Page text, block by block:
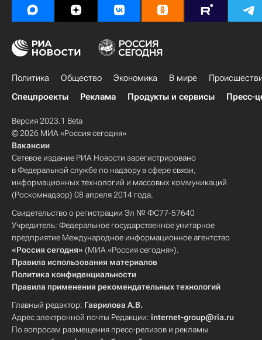
Политика Общество Экономика В мире
Спецпроекты
Реклама Продукты и сервисы Пресс-
Версия 2023.1 Beta
© 2026 МИА «Россия сегодня»
Вакансии
Сетевое издание РИА Новости зарегистрировано
в Федеральной службе по надзору в сфере связи,
информационных технологий и массовых коммуникаций
(Роскомнадзор) 08 апреля 2014 года.
Свидетельство о регистрации Эл № ФС77-57640
Учредитель: Федеральное государственное унитарное
предприятие Международное информационное агентство
«Россия сегодня» (МИА «Россия сегодня»).
Правила использования материалов
Политика конфиденциальности
Правила применения рекомендательных технологий
Главный редактор: Гаврилова А.В.
Адрес электронной почты Редакции: internet-group@ria.ru
По вопросам размещения пресс-релизов и рекламы